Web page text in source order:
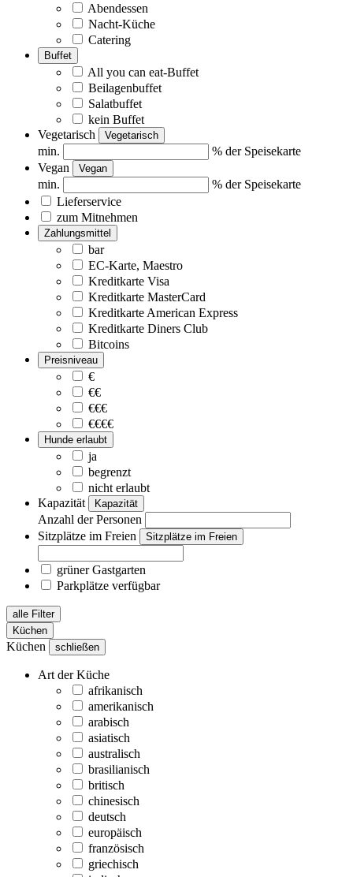
Abendessen
Nacht-Küche
Catering
Buffet
All you can eat-Buffet
Beilagenbuffet
Salatbuffet
kein Buffet
Vegetarisch
Vegetarisch
min.
% der Speisekarte
Vegan
Vegan
min.
% der Speisekarte
Lieferservice
zum Mitnehmen
Zahlungsmittel
bar
EC-Karte, Maestro
Kreditkarte Visa
Kreditkarte MasterCard
Kreditkarte American Express
Kreditkarte Diners Club
Bitcoins
Preisniveau
€
€€
€€€
€€€€
Hunde erlaubt
ja
begrenzt
nicht erlaubt
Kapazität
Kapazität
Anzahl der Personen
Sitzplätze im Freien
Sitzplätze im Freien
grüner Gastgarten
Parkplätze verfügbar
alle Filter
Küchen
Küchen schließen
Art der Küche
afrikanisch
amerikanisch
arabisch
asiatisch
australisch
brasilianisch
britisch
chinesisch
deutsch
europäisch
französisch
griechisch